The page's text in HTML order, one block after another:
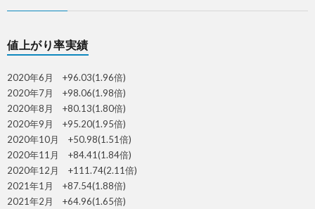
値上がり率実績
2020年6月 +96.03(1.96倍)
2020年7月 +98.06(1.98倍)
2020年8月 +80.13(1.80倍)
2020年9月 +95.20(1.95倍)
2020年10月 +50.98(1.51倍)
2020年11月 +84.41(1.84倍)
2020年12月 +111.74(2.11倍)
2021年1月 +87.54(1.88倍)
2021年2月 +64.96(1.65倍)